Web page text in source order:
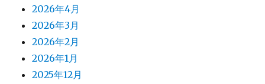
2026年4月
2026年3月
2026年2月
2026年1月
2025年12月